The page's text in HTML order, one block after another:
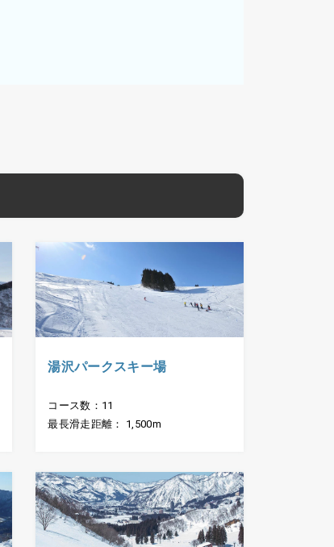
湯沢パークスキー場
コース数：11
最長滑走距離： 1,500m